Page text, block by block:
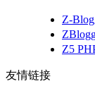
Z-
Z5
友情链接